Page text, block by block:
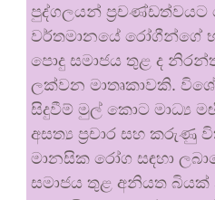
පුද්ගලයන්
වර්තමානයේ රෝගීන්ගේ
පොදු සමාජය තුළ ද
ලක්වන මාතෘකාවකි.
සිදුවීම් මුල් කොට මාධ්‍ය
අසත්‍ය ප්‍රචාර සහ කරුණු
මානසික රෝග සඳහා
සමාජය තුළ අනියත